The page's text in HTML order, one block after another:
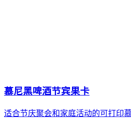
慕尼黑啤酒节宾果卡
适合节庆聚会和家庭活动的可打印